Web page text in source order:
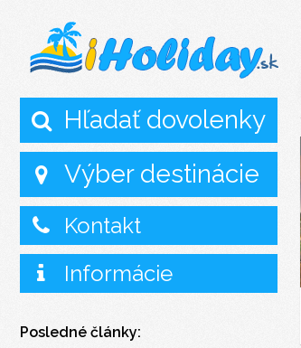
Hľadať dovolenky
Výber destinácie
Kontakt
Informácie
Posledné články: